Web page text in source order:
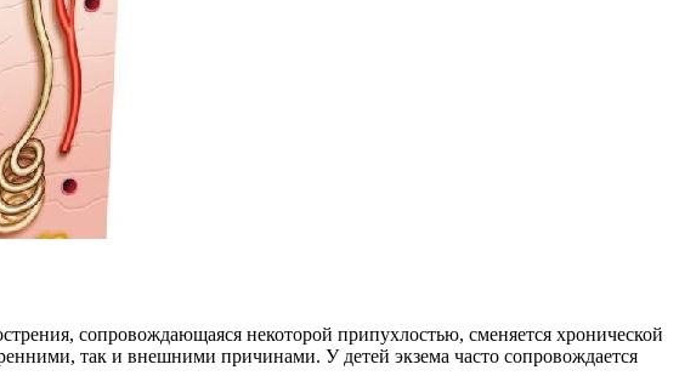
сопровождающаяся некоторой припухлостью, сменяется хронической
так и внешними причинами. У детей экзема часто сопровождается